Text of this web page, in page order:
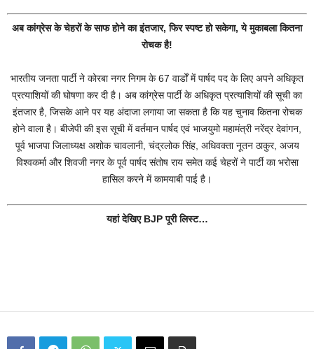
अब कांग्रेस के चेहरों के साफ होने का इंतजार, फिर स्पष्ट हो सकेगा, ये मुकाबला कितना
रोचक है!
भारतीय जनता पार्टी ने कोरबा नगर निगम के 67 वार्डों में पार्षद पद के लिए अपने अधिकृत
प्रत्याशियों की घोषणा कर दी है। अब कांग्रेस पार्टी के अधिकृत प्रत्याशियों की सूची का
इंतजार है, जिसके आने पर यह अंदाजा लगाया जा सकता है कि यह चुनाव कितना रोचक
होने वाला है। बीजेपी की इस सूची में वर्तमान पार्षद एवं भाजयुमो महामंत्री नरेंद्र देवांगन,
पूर्व भाजपा जिलाध्यक्ष अशोक चावलानी, चंद्रलोक सिंह, अधिवक्ता नूतन ठाकुर, अजय
विश्वकर्मा और शिवजी नगर के पूर्व पार्षद संतोष राय समेत कई चेहरों ने पार्टी का भरोसा
हासिल करने में कामयाबी पाई है।
यहां देखिए BJP पूरी लिस्ट…